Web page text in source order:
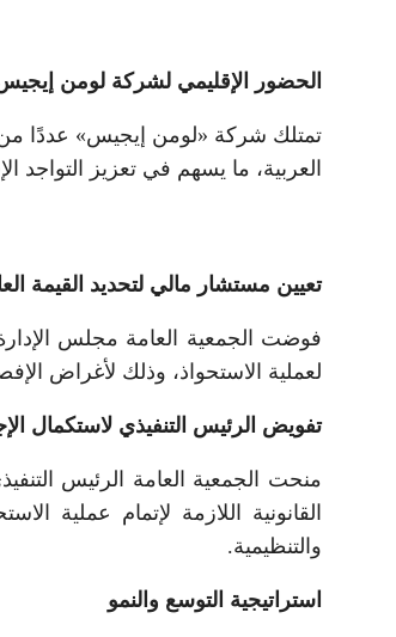
الحضور الإقليمي لشركة لومن
تمتلك شركة «لومن إيجيس» عددًا من
العربية، ما يسهم في تعزيز التواجد
تعيين مستشار مالي لتحديد القيمة
فوضت الجمعية العامة مجلس الإدارة
لعملية الاستحواذ، وذلك لأغراض
تفويض الرئيس التنفيذي لاستكمال
منحت الجمعية العامة الرئيس
القانونية اللازمة لإتمام عملية
والتنظيمية.
استراتيجية التوسع والنمو